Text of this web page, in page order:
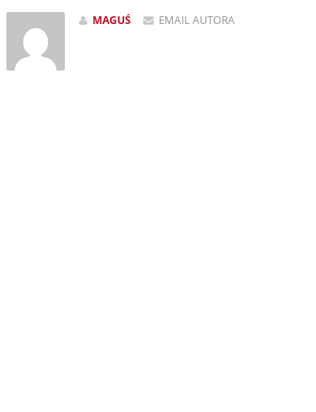
MAGUŚ EMAIL AUTORA